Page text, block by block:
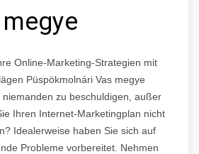
megye
Online-Marketing-Strategien mit
Püspökmolnári Vas megye
niemanden zu beschuldigen, außer
Ihren Internet-Marketingplan nicht
Idealerweise haben Sie sich auf
Probleme vorbereitet. Nehmen